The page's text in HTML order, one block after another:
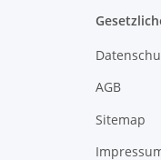
AGB
Sitemap